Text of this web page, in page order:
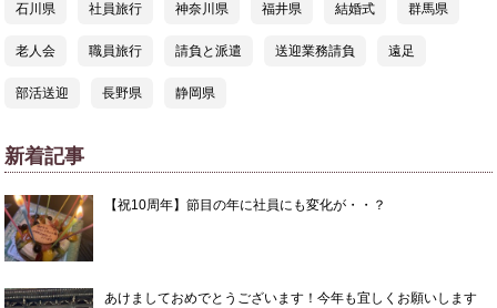
石川県 社員旅行 神奈川県 福井県 結婚式 群馬県
老人会 職員旅行 請負と派遣 送迎業務請負 遠足
部活送迎 長野県 静岡県
新着記事
【祝10周年】節目の年に社員にも変化が・・？
あけましておめでとうございます！今年も宜しくお願いします